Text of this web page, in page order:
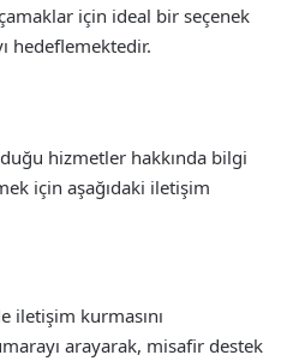
için ideal bir seçenek
hedeflemektedir.
hizmetler hakkında bilgi
için aşağıdaki iletişim
iletişim kurmasını
arayarak, misafir destek